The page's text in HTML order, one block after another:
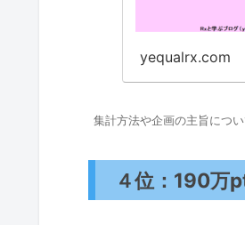
yequalrx.com
集計方法や企画の主旨につ
４位：190万